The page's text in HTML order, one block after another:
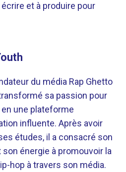
et à produire pour
du média Rap Ghetto
sa passion pour
en une plateforme
influente. Après avoir
études, il a consacré son
énergie à promouvoir la
hop à travers son média.